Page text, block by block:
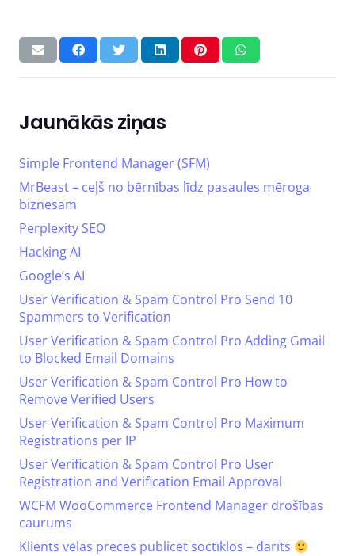
Jaunākās ziņas
Simple Frontend Manager (SFM)
MrBeast – ceļš no bērnības līdz pasaules mēroga
biznesam
Perplexity SEO
Hacking AI
Google’s AI
User Verification & Spam Control Pro Send 10
Spammers to Verification
User Verification & Spam Control Pro Adding Gmail
to Blocked Email Domains
User Verification & Spam Control Pro How to
Remove Verified Users
User Verification & Spam Control Pro Maximum
Registrations per IP
User Verification & Spam Control Pro User
Registration and Verification Email Approval
WCFM WooCommerce Frontend Manager drošības
caurums
Klients vēlas preces publicēt soctīklos – darīts